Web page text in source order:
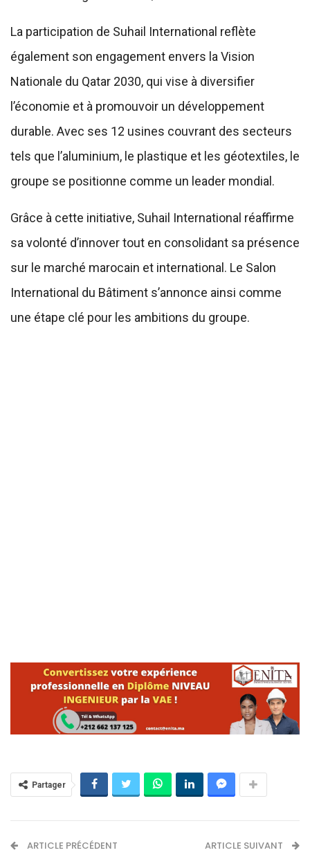
La participation de Suhail International reflète
également son engagement envers la Vision
Nationale du Qatar 2030, qui vise à diversifier
l’économie et à promouvoir un développement
durable. Avec ses 12 usines couvrant des secteurs
tels que l’aluminium, le plastique et les géotextiles, le
groupe se positionne comme un leader mondial.
Grâce à cette initiative, Suhail International réaffirme
sa volonté d’innover tout en consolidant sa présence
sur le marché marocain et international. Le Salon
International du Bâtiment s’annonce ainsi comme
une étape clé pour les ambitions du groupe.
Partager
ARTICLE PRÉCÉDENT ARTICLE SUIVANT